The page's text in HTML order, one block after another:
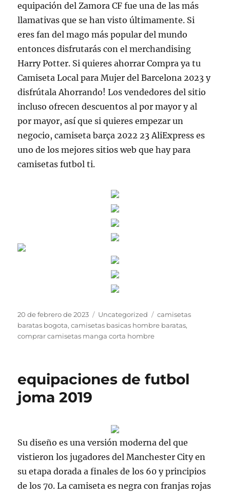
equipación del Zamora CF fue una de las más
llamativas que se han visto últimamente. Si
eres fan del mago más popular del mundo
entonces disfrutarás con el merchandising
Harry Potter. Si quieres ahorrar Compra ya tu
Camiseta Local para Mujer del Barcelona 2023 y
disfrútala Ahorrando! Los vendedores del sitio
incluso ofrecen descuentos al por mayor y al
por mayor, así que si quieres empezar un
negocio, camiseta barça 2022 23 AliExpress es
uno de los mejores sitios web que hay para
camisetas futbol ti.
Publicado
el
20 de febrero de 2023 Categorías
Uncategorized Etiquetas
camisetas
baratas bogota,camisetas basicas hombre baratas,
comprar camisetas manga corta hombre
equipaciones de futbol
joma 2019
Su diseño es una versión moderna del que
vistieron los jugadores del Manchester City en
su etapa dorada a finales de los 60 y principios
de los 70. La camiseta es negra con franjas rojas